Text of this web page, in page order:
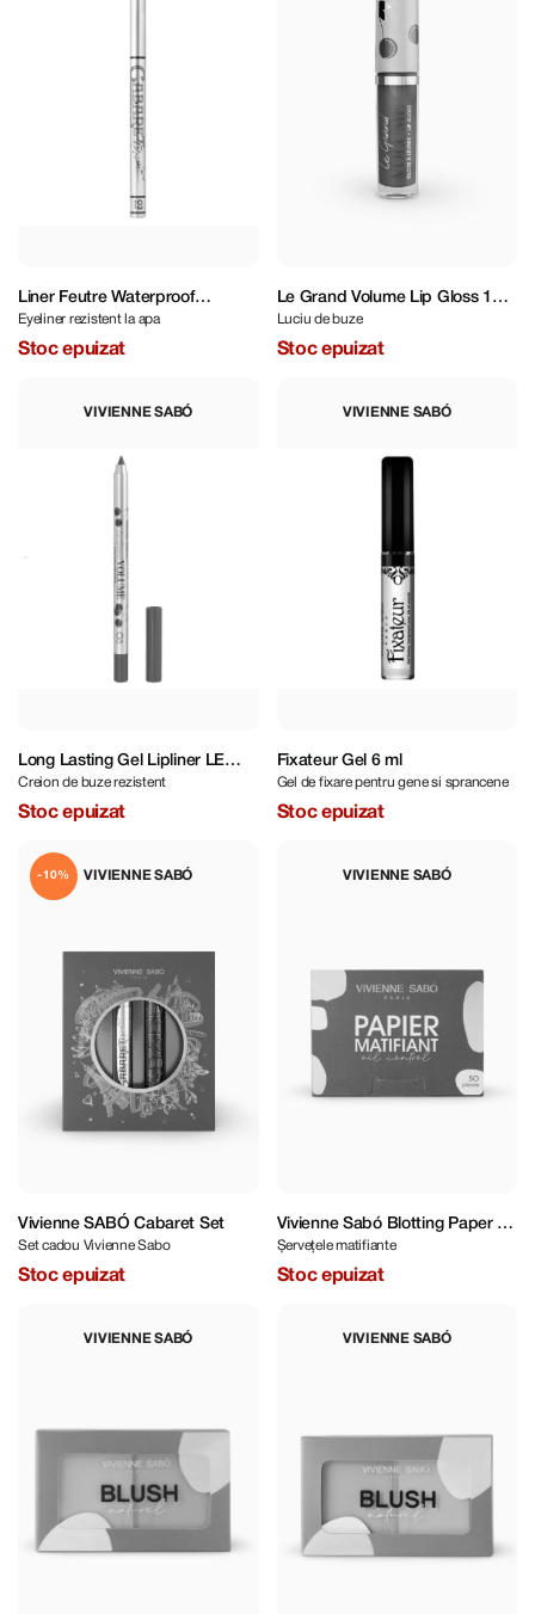
Liner Feutre Waterproof
Cabaret Premiere 0,5 ml
Eyeliner rezistent la apa
Stoc epuizat
Le Grand Volume Lip Gloss 12
Red Ceries 3 ml
Luciu de buze
Stoc epuizat
VIVIENNE SABÓ
Long Lasting Gel Lipliner LE
GRAND VOLUME 03
Creion de buze rezistent
Stoc epuizat
VIVIENNE SABÓ
Fixateur Gel 6 ml
Gel de fixare pentru gene si sprancene
Stoc epuizat
VIVIENNE SABÓ
-10%
Vivienne SABÓ Cabaret Set
Set cadou Vivienne Sabo
Stoc epuizat
VIVIENNE SABÓ
Vivienne Sabó Blotting Paper 50
pcs
Șervețele matifiante
Stoc epuizat
VIVIENNE SABÓ VIVIENNE SABÓ